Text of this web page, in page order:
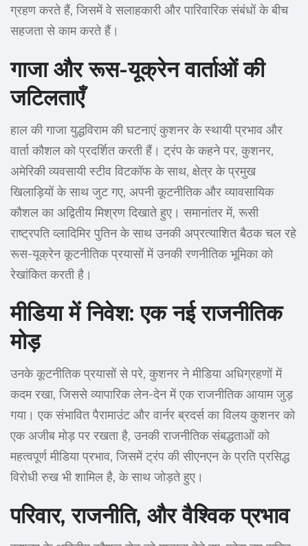
ग्रहण करते हैं, जिसमें वे सलाहकारी और पारिवारिक संबंधों के बीच
सहजता से काम करते हैं।
गाजा और रूस-यूक्रेन वार्ताओं की
जटिलताएँ
हाल की गाजा युद्धविराम की घटनाएं कुशनर के स्थायी प्रभाव और
वार्ता कौशल को प्रदर्शित करती हैं। ट्रंप के कहने पर, कुशनर,
अमेरिकी व्यवसायी स्टीव विटकॉफ के साथ, क्षेत्र के प्रमुख
खिलाड़ियों के साथ जुट गए, अपनी कूटनीतिक और व्यावसायिक
कौशल का अद्वितीय मिश्रण दिखाते हुए। समानांतर में, रूसी
राष्ट्रपति व्लादिमिर पुतिन के साथ उनकी अप्रत्याशित बैठक चल रहे
रूस-यूक्रेन कूटनीतिक प्रयासों में उनकी रणनीतिक भूमिका को
रेखांकित करती है।
मीडिया में निवेश: एक नई राजनीतिक
मोड़
उनके कूटनीतिक प्रयासों से परे, कुशनर ने मीडिया अधिग्रहणों में
कदम रखा, जिससे व्यापारिक लेन-देन में एक राजनीतिक आयाम जुड़
गया। एक संभावित पैरामाउंट और वार्नर ब्रदर्स का विलय कुशनर को
एक अजीब मोड़ पर रखता है, उनकी राजनीतिक संबद्धताओं को
महत्वपूर्ण मीडिया प्रभाव, जिसमें ट्रंप की सीएनएन के प्रति प्रसिद्ध
विरोधी रुख भी शामिल है, के साथ जोड़ते हुए।
परिवार, राजनीति, और वैश्विक प्रभाव